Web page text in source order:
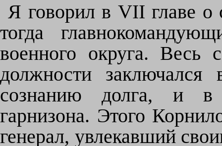
Я говорил в VII главе о
тогда
военного округа. Весь
должности
сознанию долга, и в
гарнизона. Этого
генерал, увлекавший